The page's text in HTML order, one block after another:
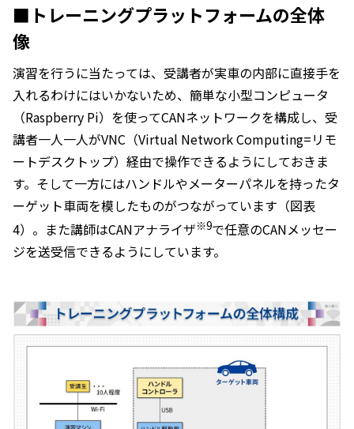
■トレーニングプラットフォームの全体
像
演習を行うに当たっては、受講者が実車の内部に直接手を
入れるわけにはいかないため、簡単な小型コンピュータ
（Raspberry Pi）を使ってCANネットワークを構成し、受
講者一人一人がVNC（Virtual Network Computing=リモ
ートデスクトップ）経由で操作できるようにしておきま
す。そして一方にはハンドルやメーターパネルを持ったタ
ーゲット車両を模したものがつながっています（図表
4）。また講師はCANアナライザ※9で任意のCANメッセー
ジを送受信できるようにしています。